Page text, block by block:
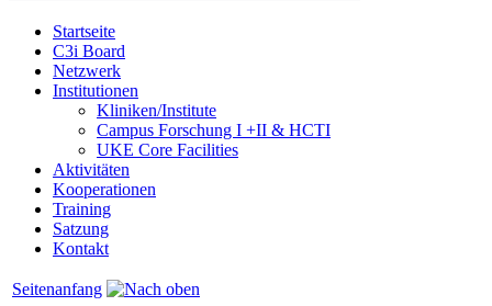
Startseite
C3i Board
Netzwerk
Institutionen
Kliniken/Institute
Campus Forschung I +II & HCTI
UKE Core Facilities
Aktivitäten
Kooperationen
Training
Satzung
Kontakt
Seitenanfang